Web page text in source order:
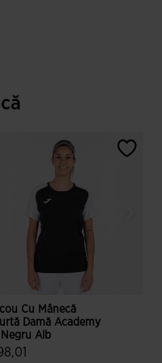
Cu Mânecă
Damă Academy
Negru Alb